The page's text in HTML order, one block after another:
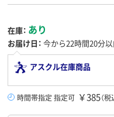
在庫： あり
お届け日： 今から22時間20分以
アスクル在庫商品
時間帯指定 指定可 ￥385（税